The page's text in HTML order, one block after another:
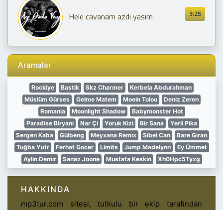
3:25
Hele cavanam azdı yasım
Aramalar
Rockiye Bastik Skz Charmer
Kerbela Abdurahman
Müslüm Gürses
Gelme Matem Moein Tolou
Deniz Zeren
Romania
Moonlight Shadow
Babymonster Hot
Paradise Biryani
Nar Çi Yoruk Kizi Bir Sana
Yerli Plka
Sergen Kaba
Gülbeng Meyxana Remix Sibel Can
Bare Gıran
Tuğba Yutr
Ferhat Gocer Limits Jump Madelynn
Ey Ümmet
Aylin Demir
Sanaz Joone Mustafa Keskin Xh0Hpc5Tyxg
HAKKINDA
mp3tur.com sitesi, tutkulu bir ekip tarafından